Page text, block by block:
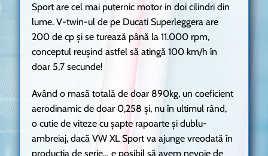
Sport are cel mai puternic motor in doi cilindri din
lume. V-twin-ul de pe Ducati Superleggera are
200 de cp și se turează până la 11.000 rpm,
conceptul reușind astfel să atingă 100 km/h în
doar 5,7 secunde!
Având o masă totală de doar 890kg, un coeficient
aerodinamic de doar 0,258 și, nu în ultimul rând,
o cutie de viteze cu şapte rapoarte şi dublu-
ambreiaj, dacă VW XL Sport va ajunge vreodată în
producția de serie… e posibil să avem nevoie de